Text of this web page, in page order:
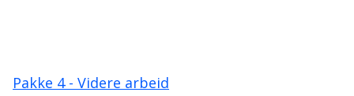
Pakke 4 - Videre arbeid